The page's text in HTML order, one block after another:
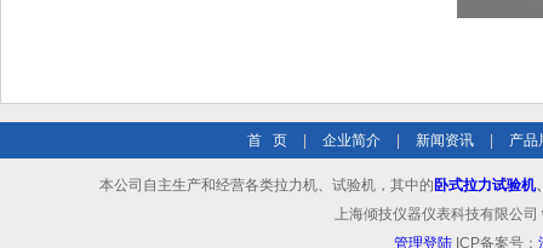
首 页 企业简介 新闻资讯 产品
本公司自主生产和经营各类拉力机、试验机，其中的 卧式拉力试验机
上海倾技仪器仪表科技有限公
管理登陆 ICP备案号：